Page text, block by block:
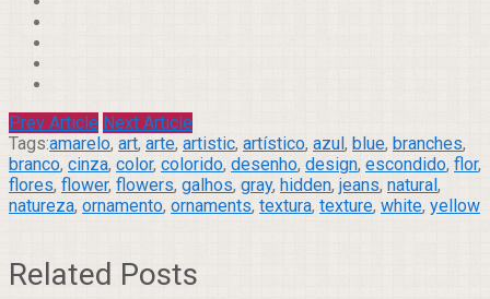
Prev Article Next Article
Tags:amarelo, art, arte, artistic, artístico, azul, blue, branches,
branco, cinza, color, colorido, desenho, design, escondido, flor,
flores, flower, flowers, galhos, gray, hidden, jeans, natural,
natureza, ornamento, ornaments, textura, texture, white, yellow
Related Posts